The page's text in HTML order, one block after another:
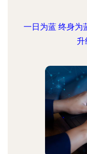
一日为蓝 终身为
升